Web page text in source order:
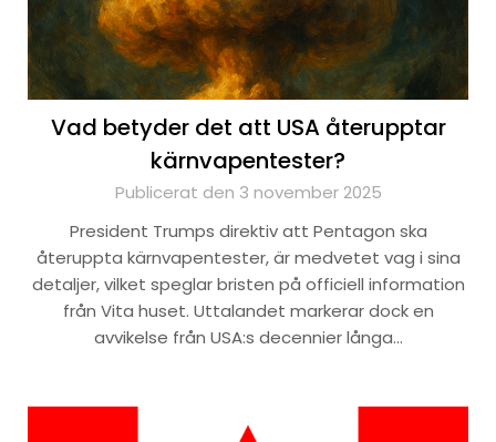
Vad betyder det att USA återupptar
kärnvapentester?
Publicerat den 3 november 2025
President Trumps direktiv att Pentagon ska
återuppta kärnvapentester, är medvetet vag i sina
detaljer, vilket speglar bristen på officiell information
från Vita huset. Uttalandet markerar dock en
avvikelse från USA:s decennier långa…